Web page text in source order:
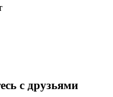
с друзьями